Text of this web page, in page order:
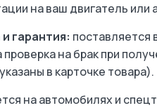
на ваш двигатель или
гарантия: поставляется
на брак при
в карточке товара).
на автомобилях и